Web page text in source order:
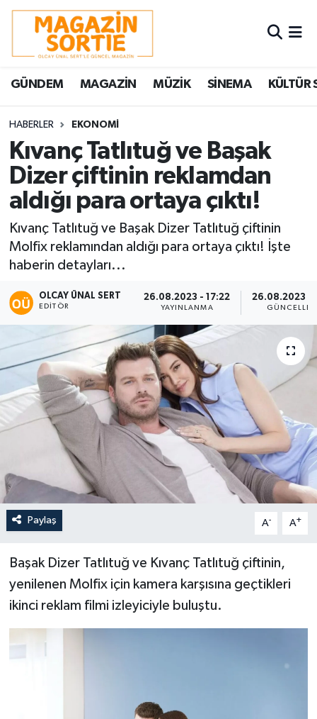
GÜNDEM MAGAZİN MÜZİK SİNEMA KÜLTÜR
HABERLER EKONOMİ
Kıvanç Tatlıtuğ ve Başak
Dizer çiftinin reklamdan
aldığı para ortaya çıktı!
Kıvanç Tatlıtuğ ve Başak Dizer Tatlıtuğ çiftinin
Molfix reklamından aldığı para ortaya çıktı! İşte
haberin detayları...
OLCAY ÜNAL SERT
EDITÖR
26.08.2023 - 17:22
YAYINLANMA
26.08.2023 -
Paylaş A- A+
Başak Dizer Tatlıtuğ ve Kıvanç Tatlıtuğ çiftinin,
yenilenen Molfix için kamera karşısına geçtikleri
ikinci reklam filmi izleyiciyle buluştu.
Nöbetçi Eczaneler
Hava Durumu
Trafik Durumu
Süper Lig Puan Durumu ve Fikstür
Tüm Manşetler
Son Dakika Haberleri
Haber Arşivi